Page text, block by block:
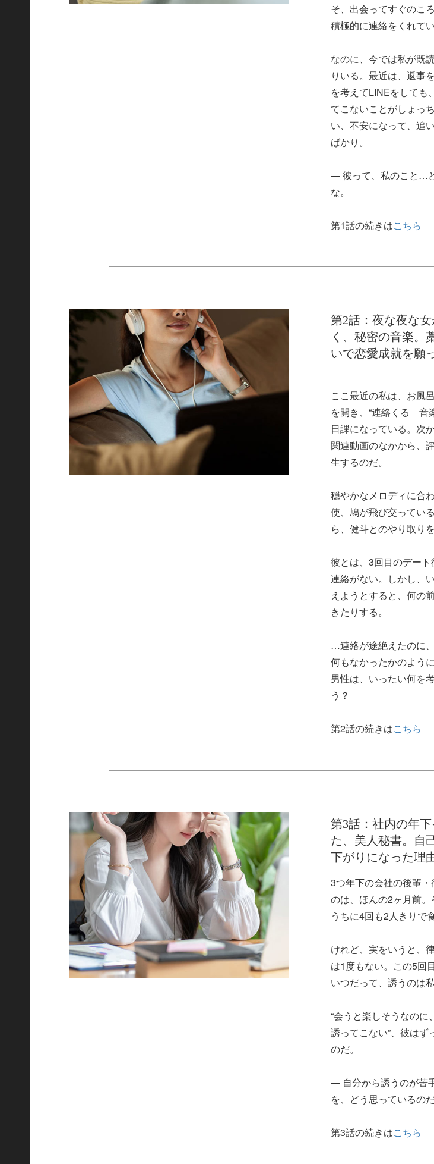
そ、出会ってすぐのこ
積極的に連絡をくれてい
なのに、今では私が既
りいる。最近は、返事
を考えてLINEをしても
てこないことがしょっ
い、不安になって、追
ばかり。
― 彼って、私のこと…
な。
第1話の続きはこちら
第2話：夜な夜な女
く、秘密の音楽。
いで恋愛成就を願
ここ最近の私は、お風
を開き、“連絡くる 音
日課になっている。次
関連動画のなかから、
生するのだ。
穏やかなメロディに合
使、鳩が飛び交ってい
ら、健斗とのやり取り
彼とは、3回目のデー
連絡がない。しかし、
えようとすると、何の
きたりする。
…連絡が途絶えたのに
何もなかったかのよう
男性は、いったい何を
う？
第2話の続きはこちら
第3話：社内の年
た、美人秘書。自
下がりになった理
3つ年下の会社の後輩
のは、ほんの2ヶ月前
うちに4回も2人きりで
けれど、実をいうと、
は1度もない。この5回
いつだって、誘うのは私
“会うと楽しそうなのに
誘ってこない”、彼はず
のだ。
― 自分から誘うのが苦
を、どう思っているの
第3話の続きはこちら